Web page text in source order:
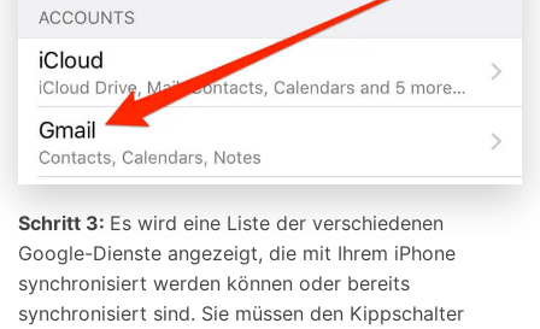
Schritt 3: Es wird eine Liste der verschiedenen
Google-Dienste angezeigt, die mit Ihrem iPhone
synchronisiert werden können oder bereits
synchronisiert sind. Sie müssen den Kippschalter